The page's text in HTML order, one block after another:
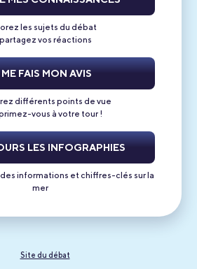
les sujets du débat
vos réactions
FAIS MON AVIS
différents points de vue
vous à votre tour !
LES INFOGRAPHIES
informations et chiffres-clés sur la
mer
Site du débat